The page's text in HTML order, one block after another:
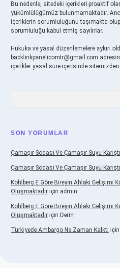
Bu nedenle, sitedeki içerikleri proaktif
yükümlülüğümüz bulunmamaktadır.
içeriklerin sorumluluğunu taşımakta
sorumluluğu kabul etmiş sayılırlar.
Hukuka ve yasal düzenlemelere aykırı
backlinkpanelicomtr@gmail.com
içerikler yasal süre içerisinde sitemizden
SON YORUMLAR
Çamaşır Sodası Ve Çamaşır Suyu
Çamaşır Sodası Ve Çamaşır Suyu
Kohlberg E Göre Bireyin Ahlaki Gelişimi
Oluşmaktadır için admin
Kohlberg E Göre Bireyin Ahlaki Gelişimi
Oluşmaktadır için Derin
Türkiyede Ambargo Ne Zaman Kalktı için